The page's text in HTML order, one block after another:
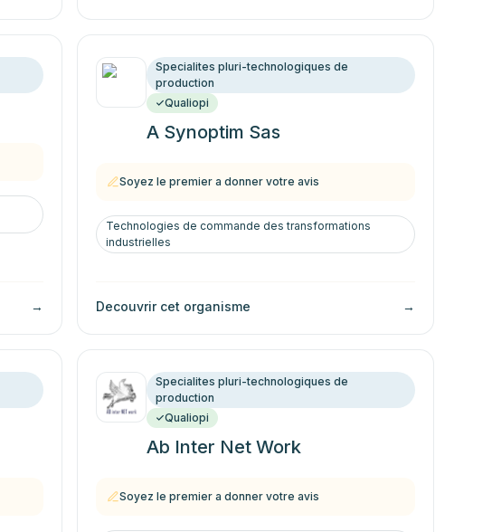
→
Specialites pluri-technologiques de
production
Qualiopi
A Synoptim Sas
Soyez le premier a donner votre avis
Technologies de commande des transformations
industrielles
Decouvrir cet organisme →
Specialites pluri-technologiques de
production
Qualiopi
Ab Inter Net Work
Soyez le premier a donner votre avis